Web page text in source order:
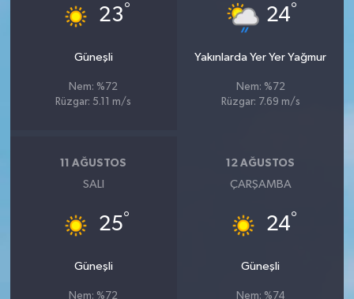
23°
Güneşli
Nem: %72
Rüzgar: 5.11 m/s
24°
Yakınlarda Yer Yer Yağmur
Nem: %72
Rüzgar: 7.69 m/s
11 AĞUSTOS
SALI
25°
Güneşli
Nem: %72
12 AĞUSTOS
ÇARŞAMBA
24°
Güneşli
Nem: %74